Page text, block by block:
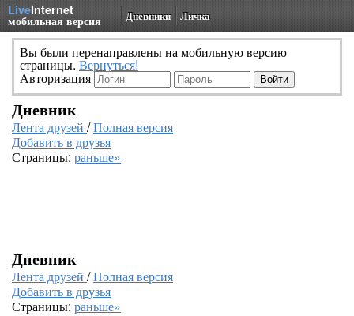
LiveInternet
мобильная версия Дневники Личка
Вы были перенаправлены на мобильную версию
страницы. Вернуться!
Авторизация
Дневник
Лента друзей /Полная версия
Добавить в друзья
Страницы: раньше»
Дневник
Лента друзей /Полная версия
Добавить в друзья
Страницы: раньше»